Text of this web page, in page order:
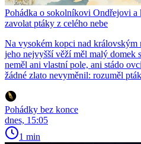
Pohádka o sokolníkovi Ondřejovi a
zavolat ptáky z celého nebe
Na vysokém kopci nad královským
jeho nejvyšší věží měl malý
neměl ani vlastní pole, ani stádo
žádné zlato nevyměnil: rozuměl
Pohádky bez konce
dnes, 15:05
1 min